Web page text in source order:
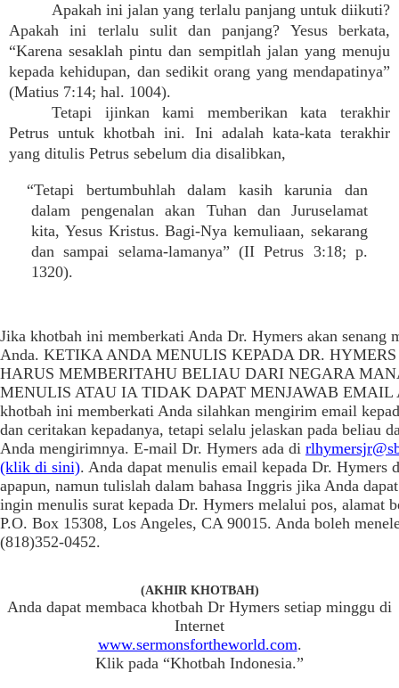
Apakah ini jalan yang terlalu panjang untuk diikuti?
Apakah ini terlalu sulit dan panjang? Yesus berkata,
“Karena sesaklah pintu dan sempitlah jalan yang menuju
kepada kehidupan, dan sedikit orang yang mendapatinya”
(Matius 7:14; hal. 1004).
Tetapi ijinkan kami memberikan kata terakhir
Petrus untuk khotbah ini. Ini adalah kata-kata terakhir
yang ditulis Petrus sebelum dia disalibkan,
“Tetapi bertumbuhlah dalam kasih karunia dan
dalam pengenalan akan Tuhan dan Juruselamat
kita, Yesus Kristus. Bagi-Nya kemuliaan, sekarang
dan sampai selama-lamanya” (II Petrus 3:18; p.
1320).
Jika khotbah ini memberkati Anda Dr. Hymers akan senang
Anda. KETIKA ANDA MENULIS KEPADA DR.
HARUS MEMBERITAHU BELIAU DARI NEGARA
MENULIS ATAU IA TIDAK DAPAT MENJAWAB EMAIL
khotbah ini memberkati Anda silahkan mengirim email
dan ceritakan kepadanya, tetapi selalu jelaskan pada beliau
Anda mengirimnya. E-mail Dr. Hymers ada di
(klik di sini). Anda dapat menulis email kepada Dr. Hymers
apapun, namun tulislah dalam bahasa Inggris jika Anda
ingin menulis surat kepada Dr. Hymers melalui pos, alamat
P.O. Box 15308, Los Angeles, CA 90015. Anda boleh
(818)352-0452.
(AKHIR KHOTBAH)
Anda dapat membaca khotbah Dr Hymers setiap minggu di
Internet
www.sermonsfortheworld.com.
Klik pada “Khotbah Indonesia.”